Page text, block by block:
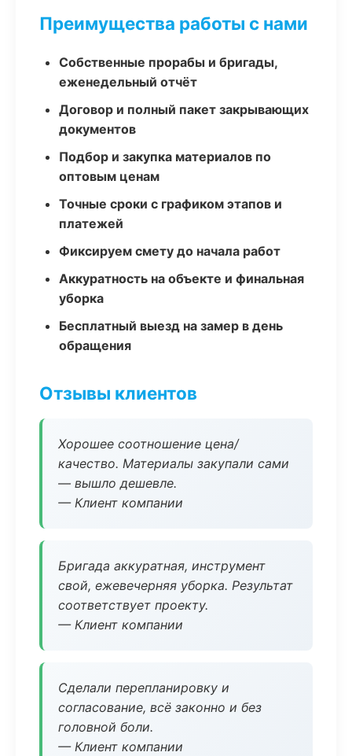
Преимущества работы с нами
Собственные прорабы и бригады,
еженедельный отчёт
Договор и полный пакет закрывающих
документов
Подбор и закупка материалов по
оптовым ценам
Точные сроки с графиком этапов и
платежей
Фиксируем смету до начала работ
Аккуратность на объекте и финальная
уборка
Бесплатный выезд на замер в день
обращения
Отзывы клиентов
Хорошее соотношение цена/
качество. Материалы закупали сами
— вышло дешевле.
— Клиент компании
Бригада аккуратная, инструмент
свой, ежевечерняя уборка. Результат
соответствует проекту.
— Клиент компании
Сделали перепланировку и
согласование, всё законно и без
головной боли.
— Клиент компании